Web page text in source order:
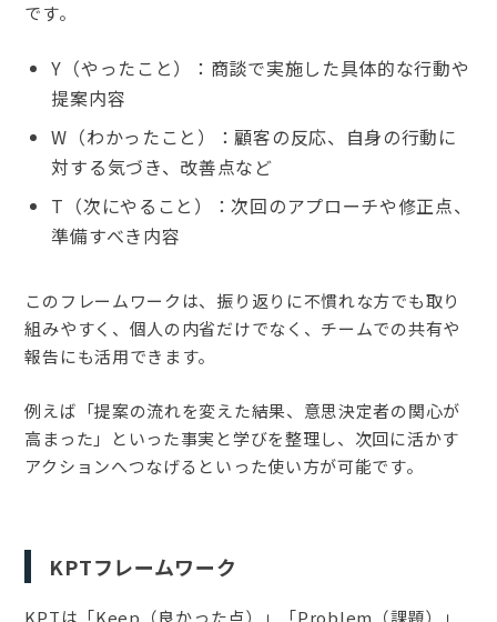
です。
Y（やったこと）：商談で実施した具体的な行動や
提案内容
W（わかったこと）：顧客の反応、自身の行動に
対する気づき、改善点など
T（次にやること）：次回のアプローチや修正点、
準備すべき内容
このフレームワークは、振り返りに不慣れな方でも取り
組みやすく、個人の内省だけでなく、チームでの共有や
報告にも活用できます。
例えば「提案の流れを変えた結果、意思決定者の関心が
高まった」といった事実と学びを整理し、次回に活かす
アクションへつなげるといった使い方が可能です。
KPTフレームワーク
KPTは「Keep（良かった点）」「Problem（課題）」